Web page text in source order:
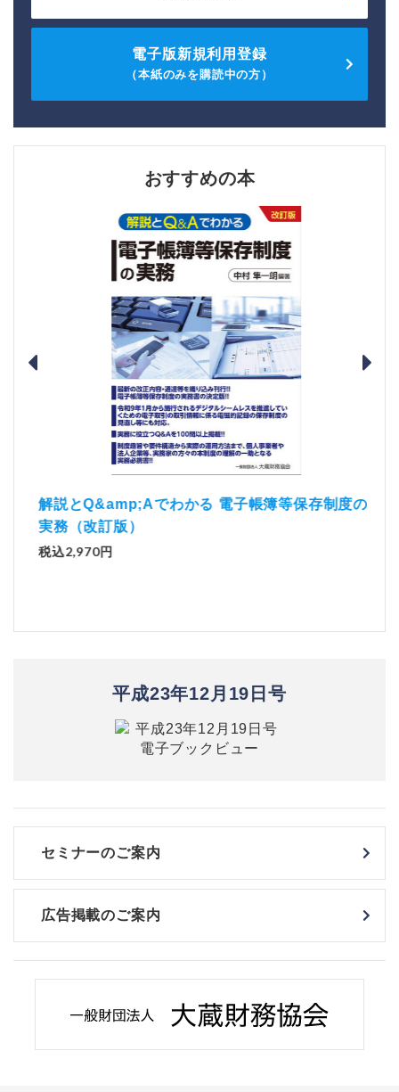
電子版新規利用登録
（本紙のみを購読中の方）
おすすめの本
解説とQ&amp;Aでわかる 電子帳簿等保存制度の
実務（改訂版）
税込2,970円
平成23年12月19日号
セミナーのご案内
広告掲載のご案内